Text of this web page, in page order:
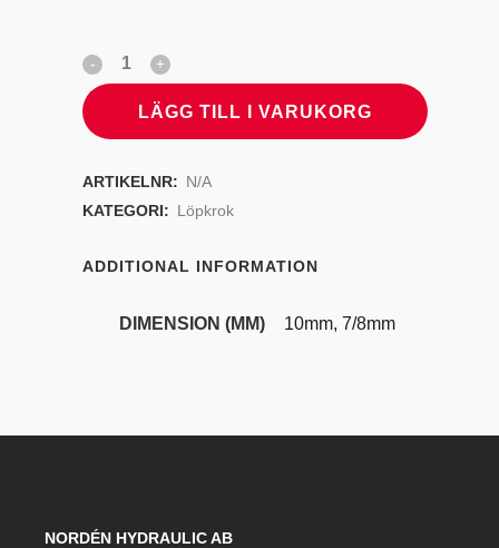
LÄGG TILL I VARUKORG
ARTIKELNR: N/A
KATEGORI: Löpkrok
ADDITIONAL INFORMATION
DIMENSION (MM) 10mm, 7/8mm
NORDÉN HYDRAULIC AB